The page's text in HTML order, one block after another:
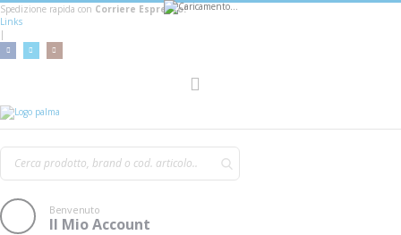
Spedizione rapida con Corriere Espresso!
Links
|
Benvenuto
Il Mio Account